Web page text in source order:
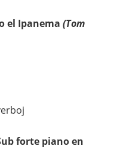
el Ipanema (Tom
forte piano en